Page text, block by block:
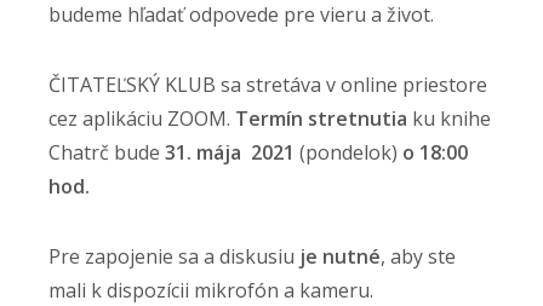
budeme hľadať odpovede pre vieru a život.
ČITATEĽSKÝ KLUB sa stretáva v online priestore
cez aplikáciu ZOOM. Termín stretnutia ku knihe
Chatrč bude 31. mája 2021 (pondelok) o 18:00
hod.
Pre zapojenie sa a diskusiu je nutné, aby ste
mali k dispozícii mikrofón a kameru.